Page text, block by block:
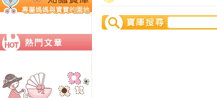
玉美人.板橋門市.觀光工廠歡迎大家使用國民旅遊卡消費!